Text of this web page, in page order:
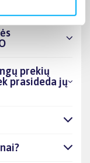
prekių
prasideda jų